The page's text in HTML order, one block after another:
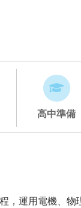
高中準備
，運用電機、